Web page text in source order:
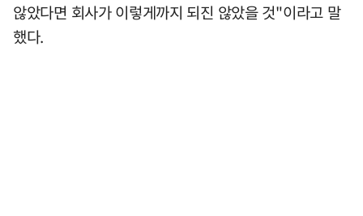
않았다면 회사가 이렇게까지 되진 않았을 것"이라고 말
했다.